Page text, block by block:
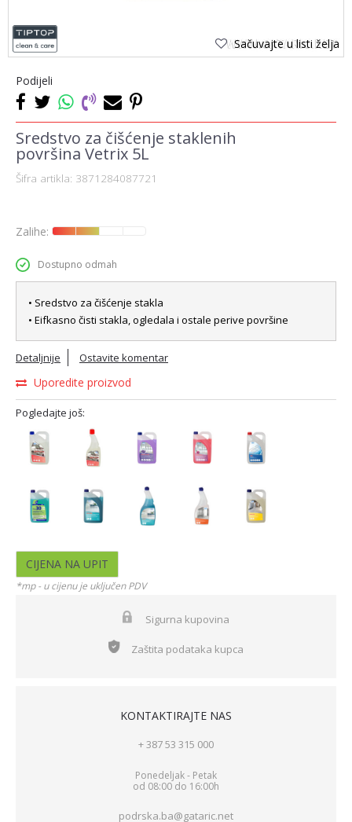
Sačuvajte u listi želja
Podijeli
Sredstvo za čišćenje staklenih
površina Vetrix 5L
Šifra artikla: 3871284087721
Zalihe:
Dostupno odmah
• Sredstvo za čišćenje stakla
• Eifkasno čisti stakla, ogledala i ostale perive površine
Detaljnije Ostavite komentar
Uporedite proizvod
Pogledajte još:
CIJENA NA UPIT
*mp - u cijenu je uključen PDV
Sigurna kupovina
Zaštita podataka kupca
KONTAKTIRAJTE NAS
+ 387 53 315 000
Ponedeljak - Petak
od 08:00 do 16:00h
podrska.ba@gataric.net